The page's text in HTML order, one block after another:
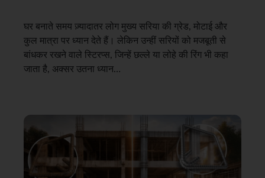
घर बनाते समय ज़्यादातर लोग मुख्य सरिया की ग्रेड, मोटाई और
कुल मात्रा पर ध्यान देते हैं। लेकिन उन्हीं सरियों को मजबूती से
बांधकर रखने वाले स्टिरप्स, जिन्हें छल्ले या लोहे की रिंग भी कहा
जाता है, अक्सर उतना ध्यान…